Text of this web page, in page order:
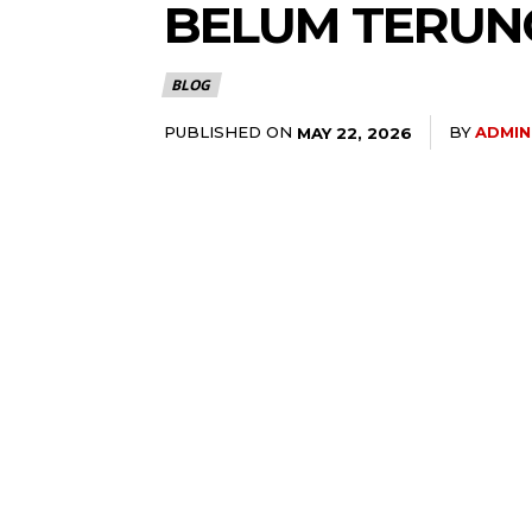
BELUM
BLOG
PUBLISHED ON MAY 22, 2026 BYADMIN